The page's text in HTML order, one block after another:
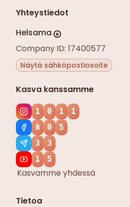
Yhteystiedot
Helsama
R
Company ID: 17400577
Näytä sähköpostiosoite
Kasva kanssamme
1 0 1
1
8
0
5
3
3
1
5
Kasvamme yhdessä
Tietoa